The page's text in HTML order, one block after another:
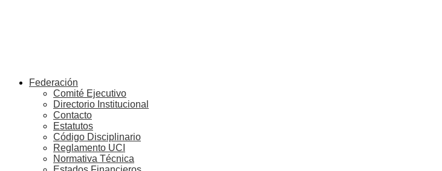
Federación
Comité Ejecutivo
Directorio Institucional
Contacto
Estatutos
Código Disciplinario
Reglamento UCI
Normativa Técnica